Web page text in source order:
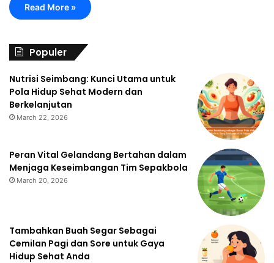
Read More »
Populer
Nutrisi Seimbang: Kunci Utama untuk
Pola Hidup Sehat Modern dan
Berkelanjutan
March 22, 2026
Peran Vital Gelandang Bertahan dalam
Menjaga Keseimbangan Tim Sepakbola
March 20, 2026
Tambahkan Buah Segar Sebagai
Cemilan Pagi dan Sore untuk Gaya
Hidup Sehat Anda